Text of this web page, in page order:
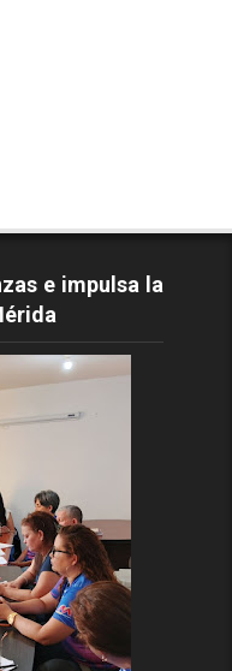
e impulsa la